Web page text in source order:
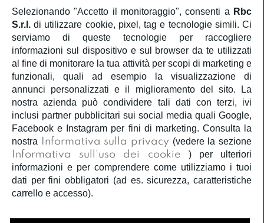
SERVIZIO CLIENTI
ACCOUNT
CORPORATE
INFORMAZIONI LEGALI
SEGUICI
Selezionando "Accetto il monitoraggio", consenti a Rbc
S.r.l. di utilizzare cookie, pixel, tag e tecnologie simili. Ci
serviamo di queste tecnologie per raccogliere
informazioni sul dispositivo e sul browser da te utilizzati
al fine di monitorare la tua attività per scopi di marketing e
funzionali, quali ad esempio la visualizzazione di
annunci personalizzati e il miglioramento del sito. La
nostra azienda può condividere tali dati con terzi, ivi
inclusi partner pubblicitari sui social media quali Google,
Facebook e Instagram per fini di marketing. Consulta la
nostra
Informativa sulla privacy (vedere la sezione
Informativa sull'uso dei cookie
) per ulteriori
informazioni e per comprendere come utilizziamo i tuoi
dati per fini obbligatori (ad es. sicurezza, caratteristiche
carrello e accesso).